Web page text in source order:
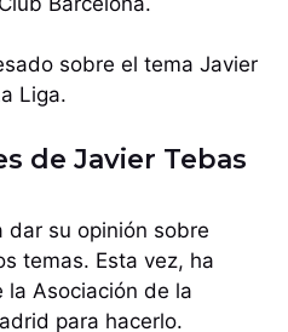
sobre el tema Javier
Liga.
de Javier Tebas
dar su opinión sobre
temas. Esta vez, ha
la Asociación de la
para hacerlo.